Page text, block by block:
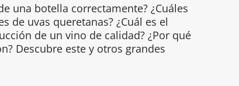
una botella correctamente? ¿Cuáles
de uvas queretanas? ¿Cuál es el
de un vino de calidad? ¿Por qué
Descubre este y otros grandes